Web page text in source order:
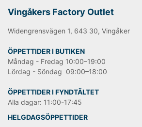
Vingåkers Factory Outlet
Widengrensvägen 1, 643 30, Vingåker
ÖPPETTIDER I BUTIKEN
Måndag - Fredag 10:00–19:00
Lördag - Söndag 09:00–18:00
ÖPPETTIDER I FYNDTÄLTET
Alla dagar: 11:00-17:45
HELGDAGSÖPPETTIDER